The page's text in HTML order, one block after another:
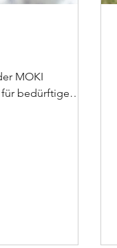
MOKI
für bedürftige